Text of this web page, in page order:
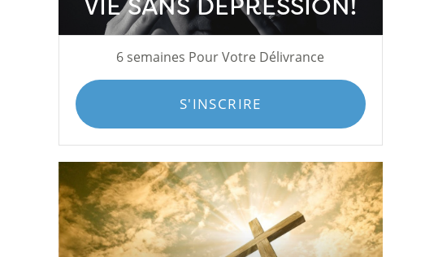
VIE SANS DÉPRESSION!
6 semaines Pour Votre Délivrance
S'INSCRIRE